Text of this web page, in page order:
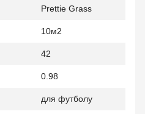
Prettie Grass
10м2
42
0.98
для футболу